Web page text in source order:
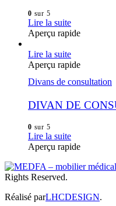
0 sur 5
Lire la suite
Aperçu rapide
Lire la suite
Aperçu rapide
Divans de consultation
DIVAN DE
0 sur 5
Lire la suite
Aperçu rapide
Rights Reserved.
Réalisé parLHCDESIGN.